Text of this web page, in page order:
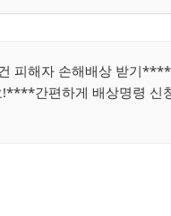
피해자 손해배상 받기
!****간편하게 배상명령 신